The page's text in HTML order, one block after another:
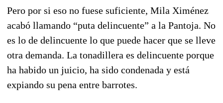
Pero por si eso no fuese suficiente, Mila Ximénez
acabó llamando “puta delincuente” a la Pantoja. No
es lo de delincuente lo que puede hacer que se lleve
otra demanda. La tonadillera es delincuente porque
ha habido un juicio, ha sido condenada y está
expiando su pena entre barrotes.